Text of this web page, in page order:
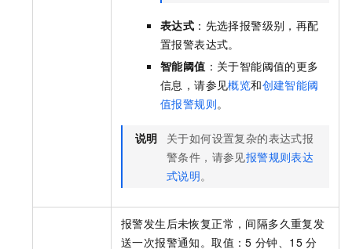
表达式 ：先选择报警级别，再配
置报警表达式。
智能阈值 ：关于智能阈值的更多
信息，请参见概览和创建智能阈
值报警规则。
说明
关于如何设置复杂的表达式报
警条件，请参见报警规则表达
式说明。
报警发生后未恢复正常，间隔多久重复发
送一次报警通知。取值：5 分钟、15 分